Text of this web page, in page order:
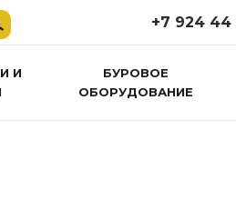
+7 924 44
И
БУРОВОЕ
ОБОРУДОВАНИЕ